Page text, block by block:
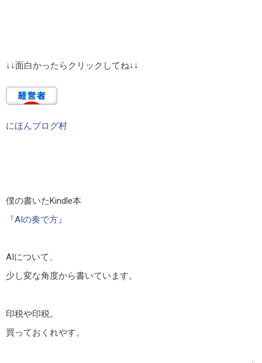
↓↓面白かったらクリックしてね↓↓
にほんブログ村
僕の書いたKindle本
『AIの奏で方』
AIについて、
少し変な角度から書いています。
印税や印税。
買っておくれやす。